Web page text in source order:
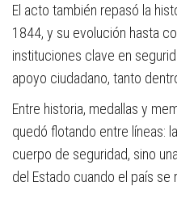
El acto también repasó la
1844, y su evolución hasta
instituciones clave en
apoyo ciudadano, tanto
Entre historia, medallas y
quedó flotando entre líneas:
cuerpo de seguridad, sino
del Estado cuando el país se